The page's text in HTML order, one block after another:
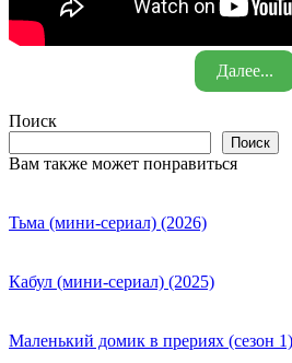
Далее...
Поиск
Поиск
Вам также может понравиться
Тьма (мини-сериал) (2026)
Кабул (мини-сериал) (2025)
Маленький домик в прериях (сезон